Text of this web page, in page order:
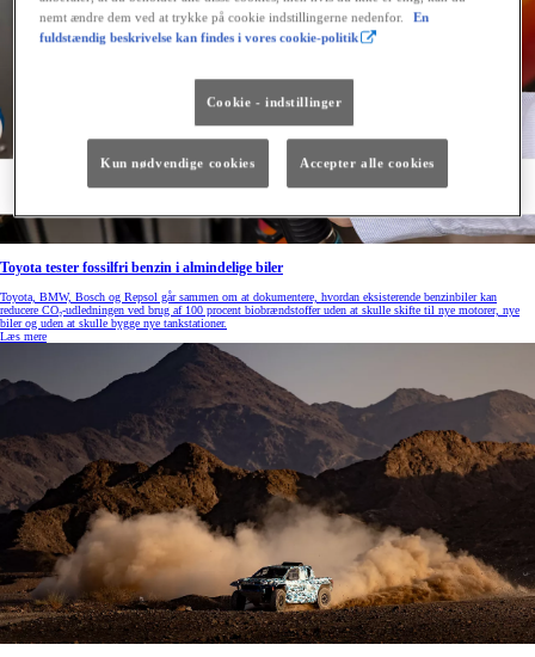
Toyota tester fossilfri benzin i almindelige biler
Toyota, BMW, Bosch og Repsol går sammen om at dokumentere, hvordan eksisterende benzinbiler kan
reducere CO₂-udledningen ved brug af 100 procent biobrændstoffer uden at skulle skifte til nye motorer, nye
biler og uden at skulle bygge nye tankstationer.
Læs mere
nemt ændre dem ved at trykke på cookie indstillingerne nedenfor.
En
fuldstændig beskrivelse kan findes i vores cookie-politik
Cookie - indstillinger
Kun nødvendige cookies Accepter alle cookies